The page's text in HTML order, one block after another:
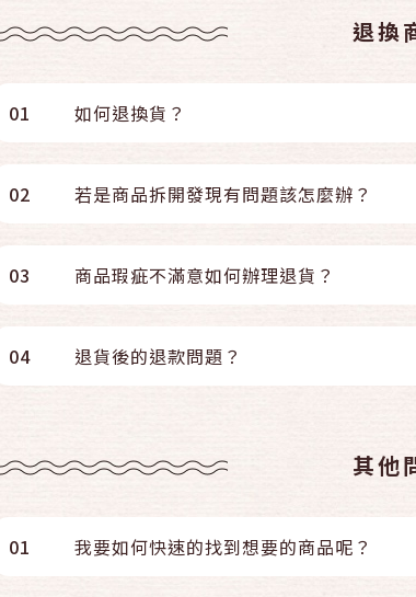
退換
01 如何退換貨？
02 若是商品拆開發現有問題該怎麼辦？
03 商品瑕疵不滿意如何辦理退貨？
04 退貨後的退款問題？
其他
01 我要如何快速的找到想要的商品呢？